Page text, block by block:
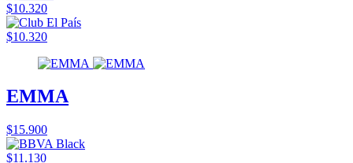
$10.320
$10.320
EMMA
$15.900
$11.130